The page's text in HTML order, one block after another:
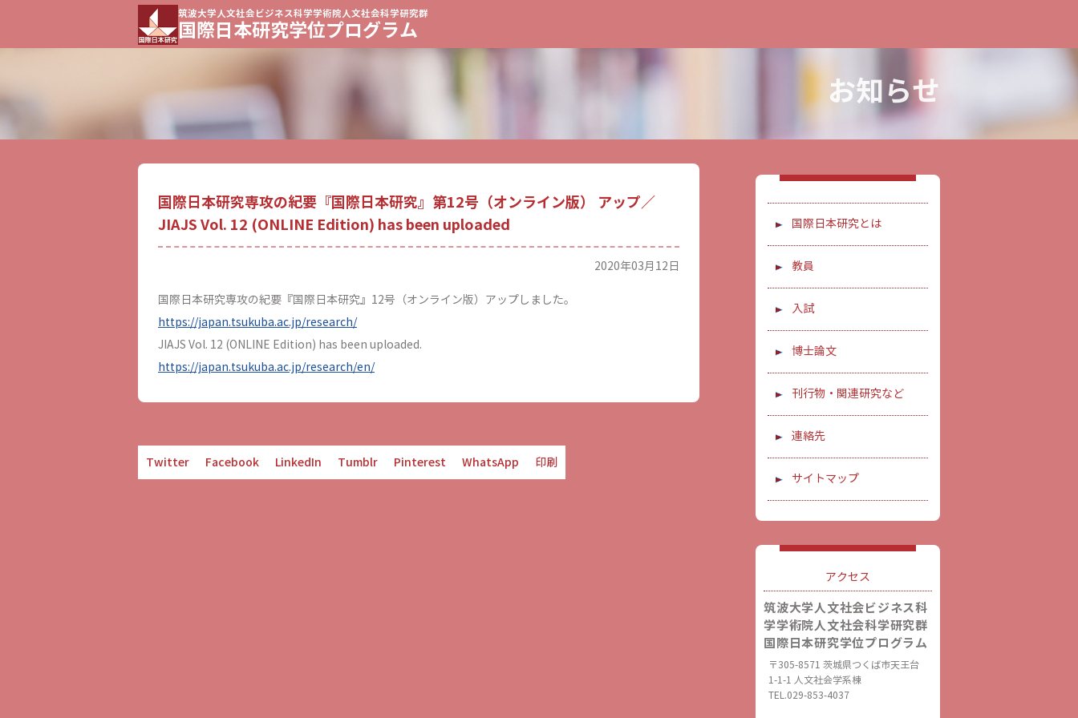
筑波大学人文社会ビジネス科学学術院人文社会科学研究群
国際日本研究学位プログラム
お知らせ
国際日本研究とは
教員
入試
博士論文
刊行物・関連研究など
連絡先
サイトマップ
アクセス
筑波大学人文社会ビジネス科
学学術院人文社会科学研究群
国際日本研究学位プログラム
〒305-8571 茨城県つくば市天王台
1-1-1 人文社会学系棟
TEL.029-853-4037
国際日本研究専攻の紀要『国際日本研究』第12号（オンライン版） アップ／
JIAJS Vol. 12 (ONLINE Edition) has been uploaded
2020年03月12日
国際日本研究専攻の紀要『国際日本研究』12号（オンライン版）アップしました。
https://japan.tsukuba.ac.jp/research/
JIAJS Vol. 12 (ONLINE Edition) has been uploaded.
https://japan.tsukuba.ac.jp/research/en/
Twitter Facebook LinkedIn Tumblr Pinterest WhatsApp 印刷